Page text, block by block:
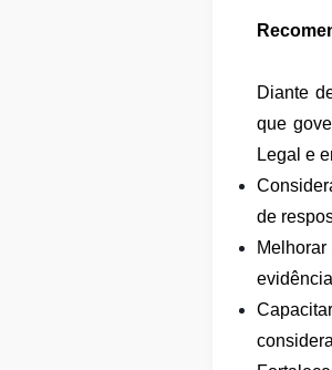
Diante
que
Legal e
de